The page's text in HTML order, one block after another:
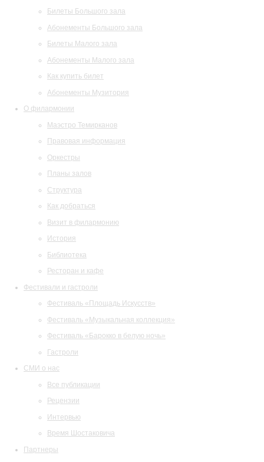
Билеты Большого зала
Абонементы Большого зала
Билеты Малого зала
Абонементы Малого зала
Как купить билет
Абонементы Музитория
О филармонии
Маэстро Темирканов
Правовая информация
Оркестры
Планы залов
Структура
Как добраться
Визит в филармонию
История
Библиотека
Ресторан и кафе
Фестивали и гастроли
Фестиваль «Площадь Искусств»
Фестиваль «Музыкальная коллекция»
Фестиваль «Барокко в белую ночь»
Гастроли
СМИ о нас
Все публикации
Рецензии
Интервью
Время Шостаковича
Партнеры